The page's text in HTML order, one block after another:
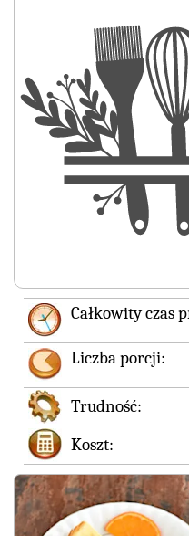
Całkowity czas
Liczba porcji:
Trudność:
Koszt: